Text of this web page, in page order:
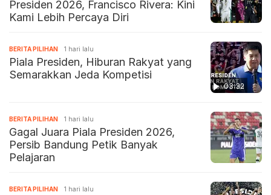
Presiden 2026, Francisco Rivera: Kini
Kami Lebih Percaya Diri
03:32
BERITA PILIHAN 1 hari lalu
Piala Presiden, Hiburan Rakyat yang
Semarakkan Jeda Kompetisi
BERITA PILIHAN 1 hari lalu
Gagal Juara Piala Presiden 2026,
Persib Bandung Petik Banyak
Pelajaran
BERITA PILIHAN 1 hari lalu